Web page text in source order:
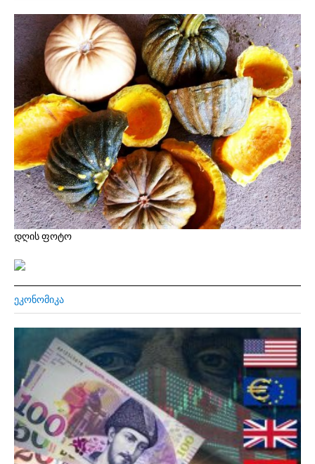
დღის ფოტო
ᲔᲙᲝᲜᲝᲛᲘᲙᲐ